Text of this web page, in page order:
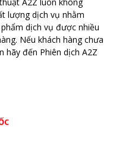
lượng dịch vụ nhằm
dịch vụ được nhiều
Nếu khách hàng chưa
hãy đến Phiên dịch A2Z